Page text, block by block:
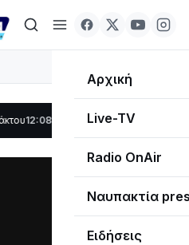
Αρχική
Live-TV
Radio OnAir
Ναυπακτία
Ειδήσεις
τροχιά υλοποίησης η Παράκαμψη